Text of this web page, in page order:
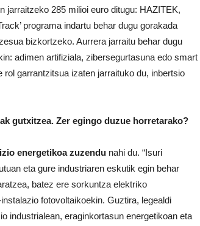
jarraitzeko 285 milioi euro ditugu: HAZITEK,
programa indartu behar dugu gorakada
bizkortzeko. Aurrera jarraitu behar dugu
adimen artifiziala, zibersegurtasuna edo smart
garrantzitsua izaten jarraituko du, inbertsio
gutxitzea. Zer egingo duzue horretarako?
energetikoa zuzendu nahi du. “Isuri
eta gure industriaren eskutik egin behar
batez ere sorkuntza elektriko
fotovoltaikoekin. Guztira, legealdi
industrialean, eraginkortasun energetikoan eta